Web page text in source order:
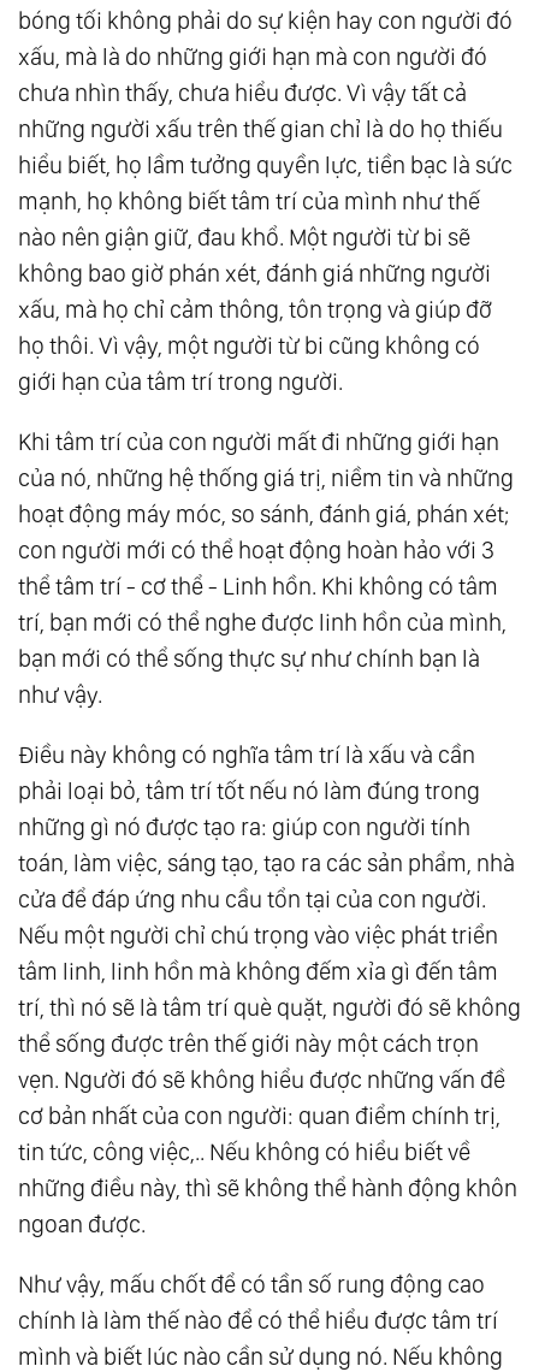
bóng tối không phải do sự kiện hay con người đó
xấu, mà là do những giới hạn mà con người đó
chưa nhìn thấy, chưa hiểu được. Vì vậy tất cả
những người xấu trên thế gian chỉ là do họ thiếu
hiểu biết, họ lầm tưởng quyền lực, tiền bạc là sức
mạnh, họ không biết tâm trí của mình như thế
nào nên giận giữ, đau khổ. Một người từ bi sẽ
không bao giờ phán xét, đánh giá những người
xấu, mà họ chỉ cảm thông, tôn trọng và giúp đỡ
họ thôi. Vì vậy, một người từ bi cũng không có
giới hạn của tâm trí trong người.
Khi tâm trí của con người mất đi những giới hạn
của nó, những hệ thống giá trị, niềm tin và những
hoạt động máy móc, so sánh, đánh giá, phán xét;
con người mới có thể hoạt động hoàn hảo với 3
thể tâm trí - cơ thể - Linh hồn. Khi không có tâm
trí, bạn mới có thể nghe được linh hồn của mình,
bạn mới có thể sống thực sự như chính bạn là
như vậy.
Điều này không có nghĩa tâm trí là xấu và cần
phải loại bỏ, tâm trí tốt nếu nó làm đúng trong
những gì nó được tạo ra: giúp con người tính
toán, làm việc, sáng tạo, tạo ra các sản phẩm, nhà
cửa để đáp ứng nhu cầu tổn tại của con người.
Nếu một người chỉ chú trọng vào việc phát triển
tâm linh, linh hồn mà không đếm xỉa gì đến tâm
trí, thì nó sẽ là tâm trí què quặt, người đó sẽ không
thể sống được trên thế giới này một cách trọn
vẹn. Người đó sẽ không hiểu được những vấn đề
cơ bản nhất của con người: quan điểm chính trị,
tin tức, công việc,.. Nếu không có hiểu biết về
những điều này, thì sẽ không thể hành động khôn
ngoan được.
Như vậy, mấu chốt để có tần số rung động cao
chính là làm thế nào để có thể hiểu được tâm trí
mình và biết lúc nào cần sử dụng nó. Nếu không